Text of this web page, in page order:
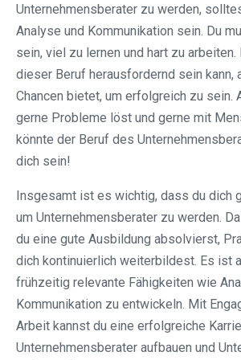
Unternehmensberater zu werden,
Analyse und Kommunikation sein. Du
sein, viel zu lernen und hart zu arbeiten.
dieser Beruf herausfordernd sein kann,
Chancen bietet, um erfolgreich zu sein.
gerne Probleme löst und gerne mit
könnte der Beruf des
dich sein!
Insgesamt ist es wichtig, dass du dich
um Unternehmensberater zu werden.
du eine gute Ausbildung absolvierst,
dich kontinuierlich weiterbildest. Es ist
frühzeitig relevante Fähigkeiten wie
Kommunikation zu entwickeln. Mit
Arbeit kannst du eine erfolgreiche
Unternehmensberater aufbauen und